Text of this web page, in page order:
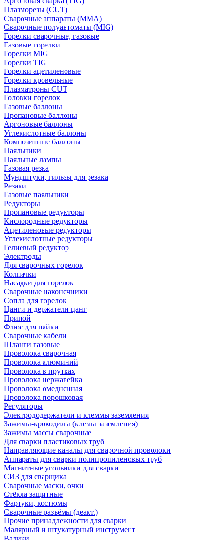
Плазморезы (CUT)
Сварочные аппараты (MMA)
Сварочные полуавтоматы (MIG)
Горелки сварочные, газовые
Газовые горелки
Горелки MIG
Горелки TIG
Горелки ацетиленовые
Горелки кровельные
Плазматроны CUT
Головки горелок
Газовые баллоны
Пропановые баллоны
Аргоновые баллоны
Углекислотные баллоны
Композитные баллоны
Паяльники
Паяльные лампы
Газовая резка
Мундштуки, гильзы для резака
Резаки
Газовые паяльники
Редукторы
Пропановые редукторы
Кислородные редукторы
Ацетиленовые редукторы
Углекислотные редукторы
Гелиевый редуктор
Электроды
Для сварочных горелок
Колпачки
Насадки для горелок
Сварочные наконечники
Сопла для горелок
Цанги и держатели цанг
Припой
Флюс для пайки
Сварочные кабели
Шланги газовые
Проволока сварочная
Проволока алюминий
Проволока в прутках
Проволока нержавейка
Проволока омедненная
Проволока порошковая
Регуляторы
Электрододержатели и клеммы заземления
Зажимы-крокодилы (клемы заземления)
Зажимы массы сварочные
Для сварки пластиковых труб
Направляющие каналы для сварочной проволоки
Аппараты для сварки полипропиленовых труб
Магнитные угольники для сварки
СИЗ для сварщика
Сварочные маски, очки
Стёкла защитные
Фартуки, костюмы
Сварочные разъёмы (деакт.)
Прочие принадлежности для сварки
Малярный и штукатурный инструмент
Валики